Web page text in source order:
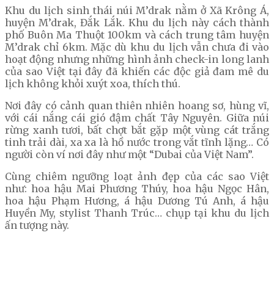
Khu du lịch sinh thái núi M’drak nằm ở Xã Krông Á,
huyện M’drak, Đắk Lắk. Khu du lịch này cách thành
phố Buôn Ma Thuột 100km và cách trung tâm huyện
M’drak chỉ 6km. Mặc dù khu du lịch vẫn chưa đi vào
hoạt động nhưng những hình ảnh check-in long lanh
của sao Việt tại đây đã khiến các độc giả đam mê du
lịch không khỏi xuýt xoa, thích thú.
Nơi đây có cảnh quan thiên nhiên hoang sơ, hùng vĩ,
với cái nắng cái gió đậm chất Tây Nguyên. Giữa núi
rừng xanh tươi, bất chợt bắt gặp một vùng cát trắng
tinh trải dài, xa xa là hồ nước trong vắt tĩnh lặng… Có
người còn ví nơi đây như một “Dubai của Việt Nam”.
Cùng chiêm ngưỡng loạt ảnh đẹp của các sao Việt
như: hoa hậu Mai Phương Thúy, hoa hậu Ngọc Hân,
hoa hậu Phạm Hương, á hậu Dương Tú Anh, á hậu
Huyền My, stylist Thanh Trúc… chụp tại khu du lịch
ấn tượng này.